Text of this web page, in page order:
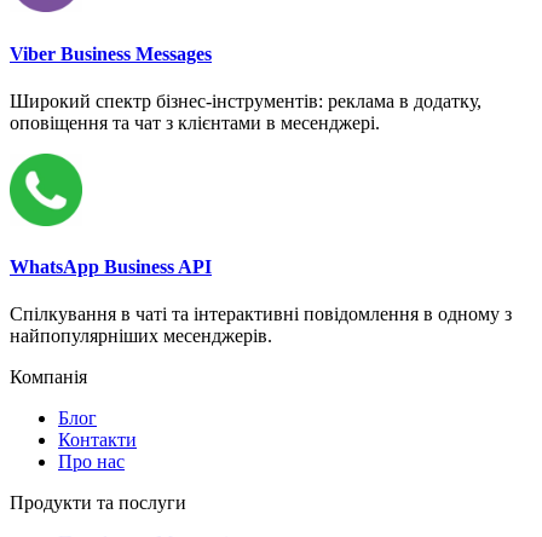
Viber Business Messages
Широкий спектр бізнес-інструментів: реклама в додатку,
оповіщення та чат з клієнтами в месенджері.
WhatsApp Business API
Спілкування в чаті та інтерактивні повідомлення в одному з
найпопулярніших месенджерів.
Компанія
Блог
Контакти
Про нас
Продукти та послуги